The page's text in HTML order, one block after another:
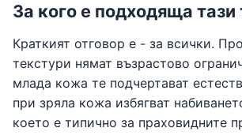
За кого е подходяща тази
Краткият отговор е - за всички.
текстури нямат възрастово
млада кожа те подчертават
при зряла кожа избягват
което е типично за праховидните